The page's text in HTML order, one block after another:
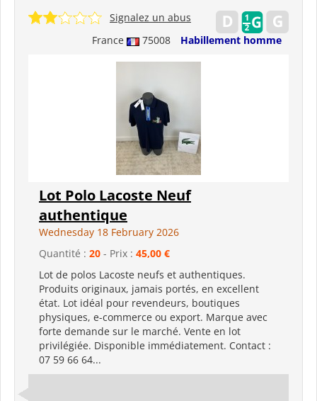
France 75008 Habillement homme
Signalez un abus
Lot Polo Lacoste Neuf
authentique
Wednesday 18 February 2026
Quantité : 20 - Prix : 45,00 €
Lot de polos Lacoste neufs et authentiques.
Produits originaux, jamais portés, en excellent
état. Lot idéal pour revendeurs, boutiques
physiques, e-commerce ou export. Marque avec
forte demande sur le marché. Vente en lot
privilégiée. Disponible immédiatement. Contact :
07 59 66 64...